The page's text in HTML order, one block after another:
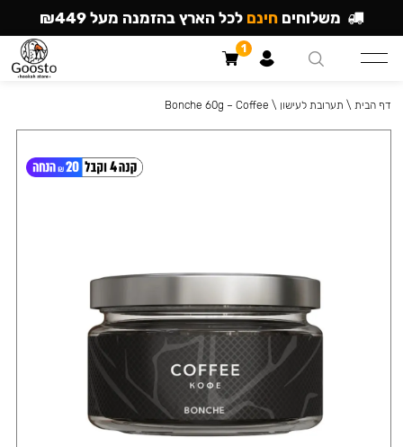
דף הבית \ תערובת לעישון \
Bonche 60g – Coffee
משלוחים חינם לכל הארץ בהזמנה מעל ₪449
1